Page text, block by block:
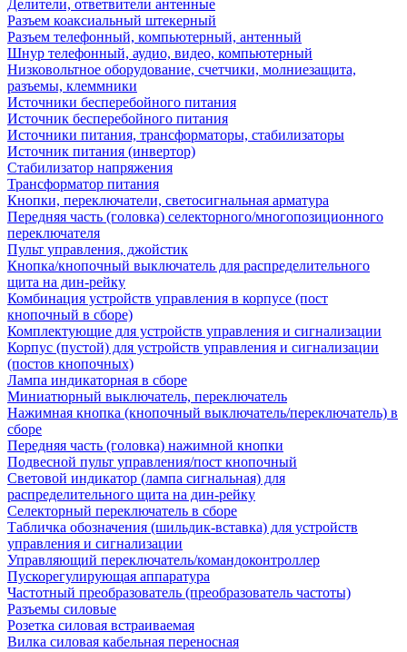
Делители, ответвители антенные
Разъем коаксиальный штекерный
Разъем телефонный, компьютерный, антенный
Шнур телефонный, аудио, видео, компьютерный
Низковольтное оборудование, счетчики, молниезащита,
разъемы, клеммники
Источники бесперебойного питания
Источник бесперебойного питания
Источники питания, трансформаторы, стабилизаторы
Источник питания (инвертор)
Стабилизатор напряжения
Трансформатор питания
Кнопки, переключатели, светосигнальная арматура
Передняя часть (головка) селекторного/многопозиционного
переключателя
Пульт управления, джойстик
Кнопка/кнопочный выключатель для распределительного
щита на дин-рейку
Комбинация устройств управления в корпусе (пост
кнопочный в сборе)
Комплектующие для устройств управления и сигнализации
Корпус (пустой) для устройств управления и сигнализации
(постов кнопочных)
Лампа индикаторная в сборе
Миниатюрный выключатель, переключатель
Нажимная кнопка (кнопочный выключатель/переключатель) в
сборе
Передняя часть (головка) нажимной кнопки
Подвесной пульт управления/пост кнопочный
Световой индикатор (лампа сигнальная) для
распределительного щита на дин-рейку
Селекторный переключатель в сборе
Табличка обозначения (шильдик-вставка) для устройств
управления и сигнализации
Управляющий переключатель/командоконтроллер
Пускорегулирующая аппаратура
Частотный преобразователь (преобразователь частоты)
Разъемы силовые
Розетка силовая встраиваемая
Вилка силовая кабельная переносная